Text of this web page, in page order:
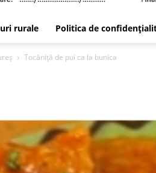
rurale Politica de
Tocăniță de pui ca la bunica